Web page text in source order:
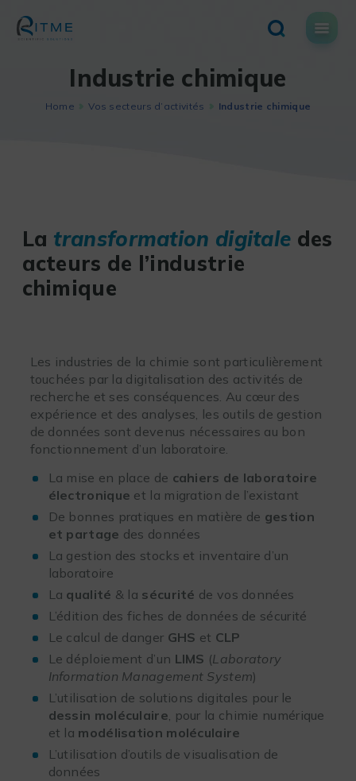
content
Industrie chimique
Home Vos secteurs d’activités Industrie chimique
La transformation digitale des
acteurs de l’industrie
chimique
Les industries de la chimie sont particulièrement
touchées par la digitalisation des activités de
recherche et ses conséquences. Au cœur des
expérience et des analyses, les outils de gestion
de données sont devenus nécessaires au bon
fonctionnement d’un laboratoire.
La mise en place de cahiers de laboratoire
électronique et la migration de l’existant
De bonnes pratiques en matière de gestion
et partage des données
La gestion des stocks et inventaire d’un
laboratoire
La qualité & la sécurité de vos données
L’édition des fiches de données de sécurité
Le calcul de danger GHS et CLP
Le déploiement d’un LIMS (Laboratory
Information Management System)
L’utilisation de solutions digitales pour le
dessin moléculaire , pour la chimie numérique
et la modélisation moléculaire
L’utilisation d’outils de visualisation de
données